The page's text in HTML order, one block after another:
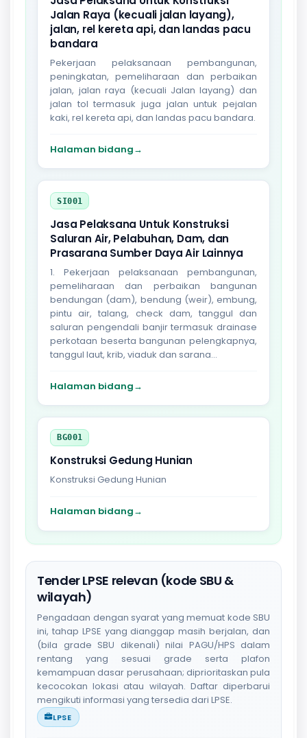
Jalan Raya (kecuali jalan layang),
jalan, rel kereta api, dan landas pacu
bandara
Pekerjaan pelaksanaan pembangunan,
peningkatan, pemeliharaan dan perbaikan
jalan, jalan raya (kecuali Jalan layang) dan
jalan tol termasuk juga jalan untuk pejalan
kaki, rel kereta api, dan landas pacu bandara.
Halaman bidang→
SI001
Jasa Pelaksana Untuk Konstruksi
Saluran Air, Pelabuhan, Dam, dan
Prasarana Sumber Daya Air Lainnya
1. Pekerjaan pelaksanaan pembangunan,
pemeliharaan dan perbaikan bangunan
bendungan (dam), bendung (weir), embung,
pintu air, talang, check dam, tanggul dan
saluran pengendali banjir termasuk drainase
perkotaan beserta bangunan pelengkapnya,
tanggul laut, krib, viaduk dan sarana...
Halaman bidang→
BG001
Konstruksi Gedung Hunian
Konstruksi Gedung Hunian
Halaman bidang→
Tender LPSE relevan (kode SBU &
wilayah)
Pengadaan dengan syarat yang memuat kode SBU
ini, tahap LPSE yang dianggap masih berjalan, dan
(bila grade SBU dikenali) nilai PAGU/HPS dalam
rentang yang sesuai grade serta plafon
kemampuan dasar perusahaan; diprioritaskan pula
kecocokan lokasi atau wilayah. Daftar diperbarui
mengikuti informasi yang tersedia dari LPSE.
LPSE